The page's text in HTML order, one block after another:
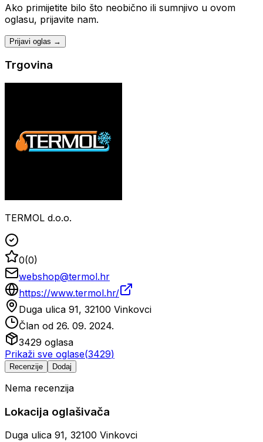
Ako primijetite bilo što neobično ili sumnjivo u ovom
oglasu, prijavite nam.
Prijavi oglas →
Trgovina
TERMOL d.o.o.
0(0)
webshop@termol.hr
https://www.termol.hr/
Duga ulica 91, 32100 Vinkovci
Član od 26. 09. 2024.
3429 oglasa
Prikaži sve oglase(3429)
Recenzije Dodaj
Nema recenzija
Lokacija oglašivača
Duga ulica 91, 32100 Vinkovci